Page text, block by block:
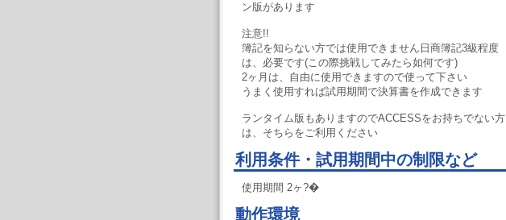
ン版があります
注意!!
簿記を知らない方では使用できません日商簿記3級程度
は、必要です(この際挑戦してみたら如何です)
2ヶ月は、自由に使用できますので使って下さい
うまく使用すれば試用期間で決算書を作成できます
ランタイム版もありますのでACCESSをお持ちでない方
は、そちらをご利用ください
利用条件・試用期間中の制限など
使用期間 2ヶ?�
動作環境